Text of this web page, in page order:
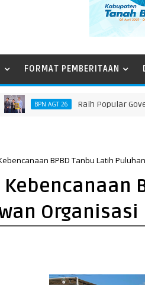
FORMAT PEMBERITAAN
BPN AGT 26 Raih Popular
BPBD Tanbu Latih
Organisasi